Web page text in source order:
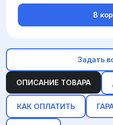
ОПИСАНИЕ ТОВАРА
КАК ОПЛАТИТЬ
В
Задать